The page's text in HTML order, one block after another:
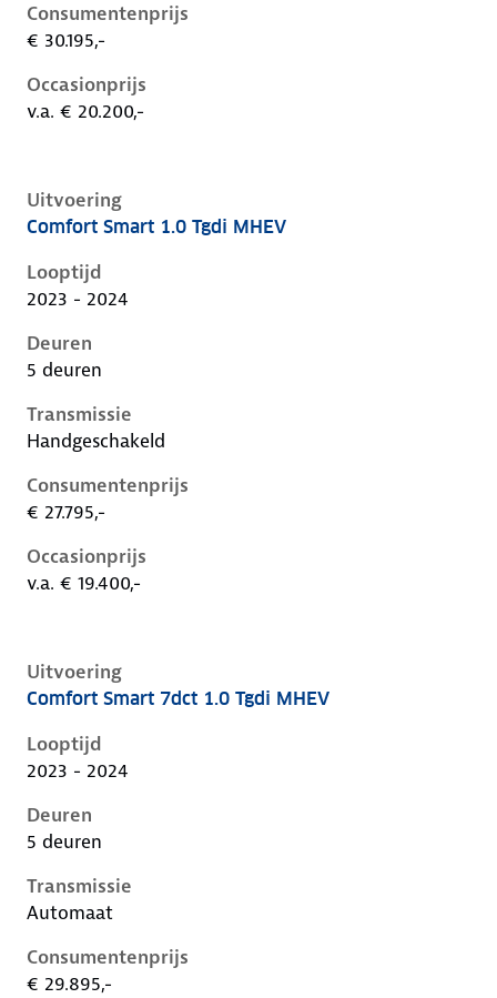
Consumentenprijs
€ 30.195,-
Occasionprijs
v.a. € 20.200,-
Uitvoering
Hyundai I20 iii-1e-facelift, 1.0 tgdi mhev, 74 kW,
Comfort Smart 1.0 Tgdi MHEV
Looptijd
2023 - 2024
Deuren
5 deuren
Transmissie
Handgeschakeld
Consumentenprijs
€ 27.795,-
Occasionprijs
v.a. € 19.400,-
Uitvoering
Hyundai I20 iii-1e-facelift, 1.0 tgdi mhev, 74 kW,
Comfort Smart 7dct 1.0 Tgdi MHEV
Looptijd
2023 - 2024
Deuren
5 deuren
Transmissie
Automaat
Consumentenprijs
€ 29.895,-